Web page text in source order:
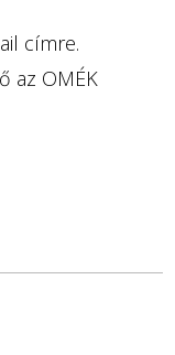
címre.
az OMÉK